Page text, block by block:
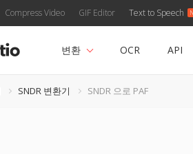
Compress Video GIF Editor Text to Speech
변환 OCR API
SNDR 변환기 SNDR 으로 PAF